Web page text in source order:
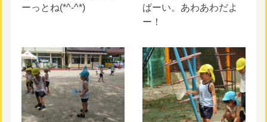
ーっとね(*^-^*)
ぱーい。あわあわだよ
ー！